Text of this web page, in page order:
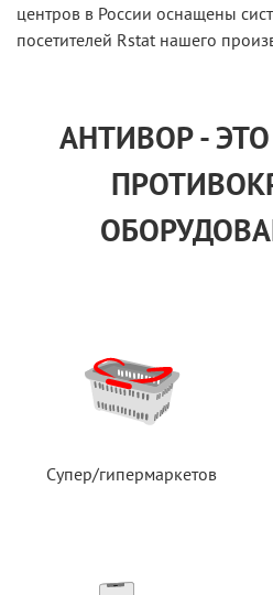
центров в России оснащены
посетителей Rstat нашего
АНТИВОР -
Супер/гипермаркетов